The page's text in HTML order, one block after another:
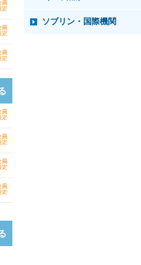
ソブリン・国際機関